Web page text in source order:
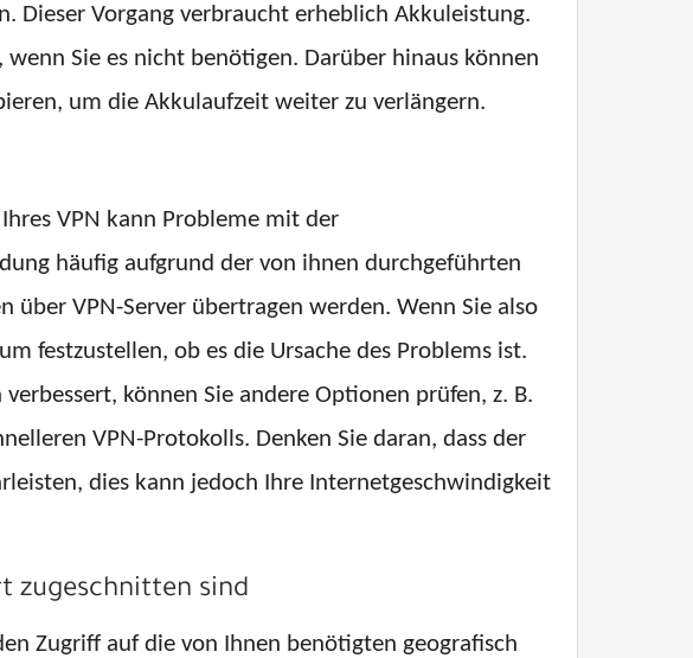
Dieser Vorgang verbraucht erheblich Akkuleistung.
Sie es nicht benötigen. Darüber hinaus können
um die Akkulaufzeit weiter zu verlängern.
VPN kann Probleme mit der
häufig aufgrund der von ihnen durchgeführten
über VPN-Server übertragen werden. Wenn Sie also
festzustellen, ob es die Ursache des Problems ist.
können Sie andere Optionen prüfen, z. B.
VPN-Protokolls. Denken Sie daran, dass der
dies kann jedoch Ihre Internetgeschwindigkeit
zugeschnitten sind
Zugriff auf die von Ihnen benötigten geografisch